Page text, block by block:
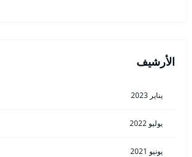
الأرشيف
يناير 2023
يوليو 2022
يونيو 2021